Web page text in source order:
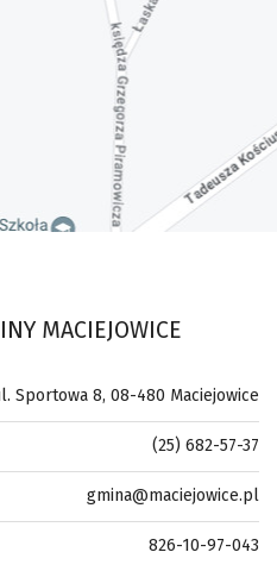
MACIEJOWICE
Sportowa 8, 08-480 Maciejowice
(25) 682-57-37
gmina@maciejowice.pl
826-10-97-043